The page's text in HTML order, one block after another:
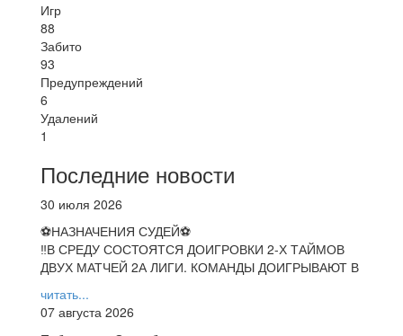
Игр
88
Забито
93
Предупреждений
6
Удалений
1
Последние новости
30 июля 2026
⚽НАЗНАЧЕНИЯ СУДЕЙ⚽
‼В СРЕДУ СОСТОЯТСЯ ДОИГРОВКИ 2-Х ТАЙМОВ
ДВУХ МАТЧЕЙ 2А ЛИГИ. КОМАНДЫ ДОИГРЫВАЮТ В
читать...
07 августа 2026